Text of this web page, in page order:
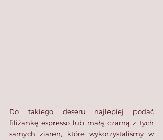
Do takiego deseru najlepiej podać
filiżankę espresso lub małą czarną z tych
samych ziaren, które wykorzystaliśmy w